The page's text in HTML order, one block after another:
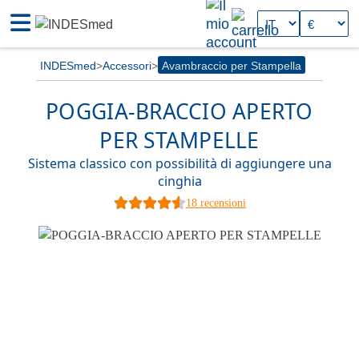
INDESmed Accessori Avambraccio per Stampella
POGGIA-BRACCIO APERTO
PER STAMPELLE
Sistema classico con possibilità di aggiungere una
cinghia
18 recensioni